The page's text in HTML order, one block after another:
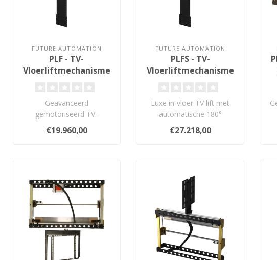
FUTURE AUTOMATION
PLF - TV-
Vloerliftmechanisme
Geavanceerd
gemotoriseerd TV-
liftsysteem voor volledige
vloerintegratie. Met ‘..
€19.960,00
FUTURE AUTOMATION
PLFS - TV-
Vloerliftmechanisme
Luxe in-vloer TV lift met
automatische 180°
draaifunctie. Volledig op
maat voor..
€27.218,00